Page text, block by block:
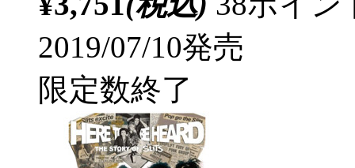
2019/07/10発売
限定数終了